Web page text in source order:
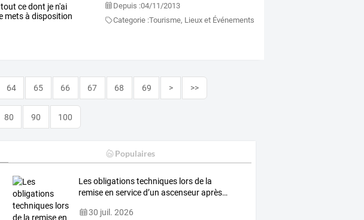
tout cedont je n'ai
metsà disposition
Depuis :04/11/2013
Categorie :Tourisme, Lieux et Événements
64 65 66 67 68 69 > >>
80 90 100
Populaires
Lesobligationstechniques lorsde la
remiseen serviced’un ascenseuraprès…
30 juil. 2026